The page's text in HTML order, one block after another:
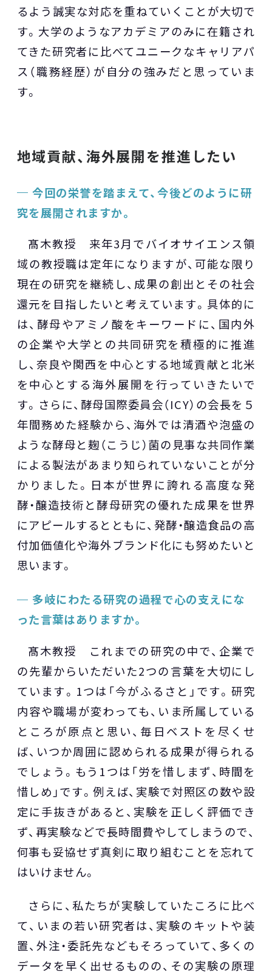
るよう誠実な対応を重ねていくことが大切で
す。大学のようなアカデミアのみに在籍され
てきた研究者に比べてユニークなキャリアパ
ス（職務経歴）が自分の強みだと思っていま
す。
地域貢献、海外展開を推進したい
今回の栄誉を踏まえて、今後どのように研
究を展開されますか。
髙木教授 来年3月でバイオサイエンス領
域の教授職は定年になりますが、可能な限り
現在の研究を継続し、成果の創出とその社会
還元を目指したいと考えています。具体的に
は、酵母やアミノ酸をキーワードに、国内外
の企業や大学との共同研究を積極的に推進
し、奈良や関西を中心とする地域貢献と北米
を中心とする海外展開を行っていきたいで
す。さらに、酵母国際委員会（ICY）の会長を５
年間務めた経験から、海外では清酒や泡盛の
ような酵母と麹（こうじ）菌の見事な共同作業
による製法があまり知られていないことが分
かりました。日本が世界に誇れる高度な発
酵・醸造技術と酵母研究の優れた成果を世界
にアピールするとともに、発酵・醸造食品の高
付加価値化や海外ブランド化にも努めたいと
思います。
多岐にわたる研究の過程で心の支えにな
った言葉はありますか。
髙木教授 これまでの研究の中で、企業で
の先輩からいただいた2つの言葉を大切にし
ています。1つは「今がふるさと」です。研究
内容や職場が変わっても、いま所属している
ところが原点と思い、毎日ベストを尽くせ
ば、いつか周囲に認められる成果が得られる
でしょう。もう1つは「労を惜しまず、時間を
惜しめ」です。例えば、実験で対照区の数や設
定に手抜きがあると、実験を正しく評価でき
ず、再実験などで長時間費やしてしまうので、
何事も妥協せず真剣に取り組むことを忘れて
はいけません。
さらに、私たちが実験していたころに比べ
て、いまの若い研究者は、実験のキットや装
置、外注・委託先などもそろっていて、多くの
データを早く出せるものの、その実験の原理